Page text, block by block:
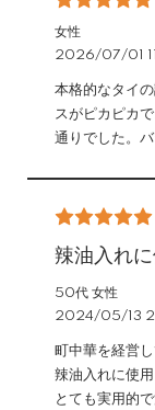
女性
2026/07/01
本格的なタイ
スがピカピカ
通りでした。
辣油入れ
50代 女性
2024/05/13
町中華を経営
辣油入れに使用
とても実用的